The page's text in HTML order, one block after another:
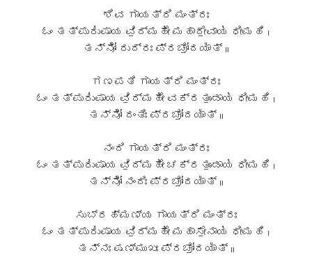
ಶಿವ ಗಾಯತ್ರಿ ಮಂತ್ರಃ
ಓಂ ತತ್ಪುರು॑ಷಾಯ ವಿ॒ದ್ಮಹೇ॑ ಮಹಾದೇ॒ವಾಯ॑ ಧೀಮಹಿ ।
ತನ್ನೋ॑ ರುದ್ರಃ ಪ್ರಚೋ॒ದಯಾ᳚ತ್ ॥
ಗಣಪತಿ ಗಾಯತ್ರಿ ಮಂತ್ರಃ
ಓಂ ತತ್ಪುರು॑ಷಾಯ ವಿ॒ದ್ಮಹೇ॑ ವಕ್ರತುಂ॒ಡಾಯ॑ ಧೀಮಹಿ ।
ತನ್ನೋ॑ ದಂತಿಃ ಪ್ರಚೋ॒ದಯಾ᳚ತ್ ॥
ನಂದಿ ಗಾಯತ್ರಿ ಮಂತ್ರಃ
ಓಂ ತತ್ಪುರು॑ಷಾಯ ವಿ॒ದ್ಮಹೇ॑ ಚಕ್ರತುಂ॒ಡಾಯ॑ ಧೀಮಹಿ ।
ತನ್ನೋ॑ ನಂದಿಃ ಪ್ರಚೋ॒ದಯಾ᳚ತ್ ॥
ಸುಬ್ರಹ್ಮಣ್ಯ ಗಾಯತ್ರಿ ಮಂತ್ರಃ
ಓಂ ತತ್ಪುರು॑ಷಾಯ ವಿ॒ದ್ಮಹೇ॑ ಮಹಾಸೇ॒ನಾಯ॑ ಧೀಮಹಿ ।
ತನ್ನಃ ಷಣ್ಮುಖಃ ಪ್ರಚೋ॒ದಯಾ᳚ತ್ ॥